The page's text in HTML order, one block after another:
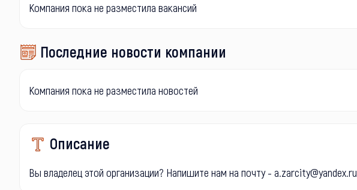
Компания пока не разместила вакансий
Последние новости компании
Компания пока не разместила новостей
Описание
Вы владелец этой организации? Напишите нам на почту - a.zarcity@yandex.ru